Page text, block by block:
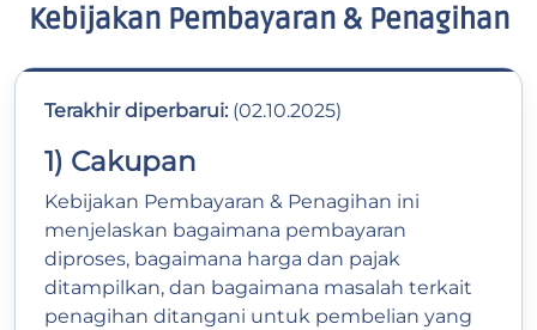
Kebijakan Pembayaran & Penagihan
Terakhir diperbarui: (02.10.2025)
1) Cakupan
Kebijakan Pembayaran & Penagihan ini
menjelaskan bagaimana pembayaran
diproses, bagaimana harga dan pajak
ditampilkan, dan bagaimana masalah terkait
penagihan ditangani untuk pembelian yang